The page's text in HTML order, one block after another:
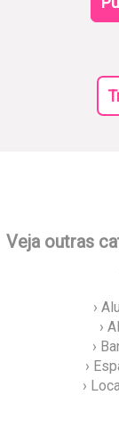
Veja outras
›
›
›
›
›